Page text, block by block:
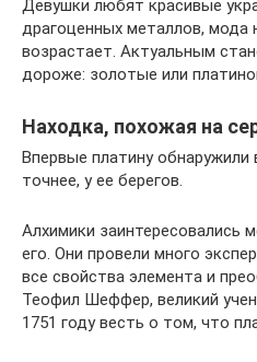
Девушки любят красивые
драгоценных металлов, мода
возрастает. Актуальным
дороже: золотые или
Находка, похожая на
Впервые платину обнаружили
точнее, у ее берегов.
Алхимики заинтересовались
его. Они провели много
все свойства элемента и
Теофил Шеффер, великий
1751 году весть о том, что